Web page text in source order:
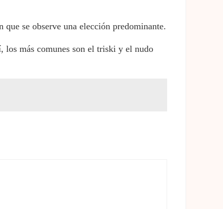
se observe una elección predominante.
los más comunes son el triski y el nudo